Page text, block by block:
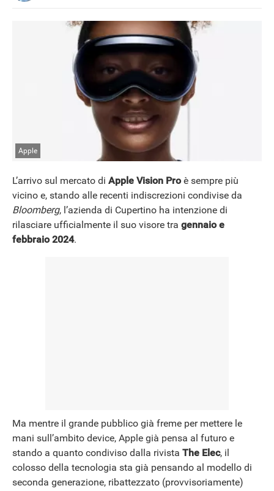
occupandosi di musica, cultura, lifestyle e tecnologia.
Apple
L’arrivo sul mercato di Apple Vision Proè sempre più
vicino e, stando alle recenti indiscrezioni condivise da
Bloomberg, l’azienda di Cupertino ha intenzione di
rilasciare ufficialmente il suo visore tra gennaio e
febbraio 2024.
Ma mentre il grande pubblico già freme per mettere le
mani sull’ambito device, Apple già pensa al futuro e
stando a quanto condiviso dalla rivista The Elec, il
colosso della tecnologia sta già pensando al modello di
seconda generazione, ribattezzato (provvisoriamente)